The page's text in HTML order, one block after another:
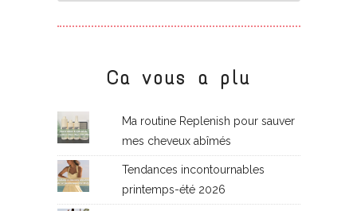
Ca vous a plu
Ma routine Replenish pour sauver
mes cheveux abîmés
Tendances incontournables
printemps-été 2026